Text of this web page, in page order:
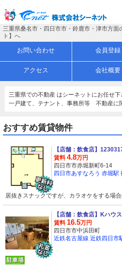
三重県桑名市・四日市市・鈴鹿市・津市方面
ト】へ
お問い合わせ 会員登録
アクセス 会社概要
三重県での不動産 はシーネットにお任せ
一戸建て、テナント、事務所等 不動産に
おすすめ賃貸物件
【店舗：飲食店】
賃料 4.8万円
四日市市赤堀新町6-14
四日市あすなろう 赤堀駅
居抜きスナックですが、カラオケをする場
【店舗：飲食店】 Kハウス
賃料 16.5万円
四日市市中浜田町
近鉄名古屋線 近鉄四日市